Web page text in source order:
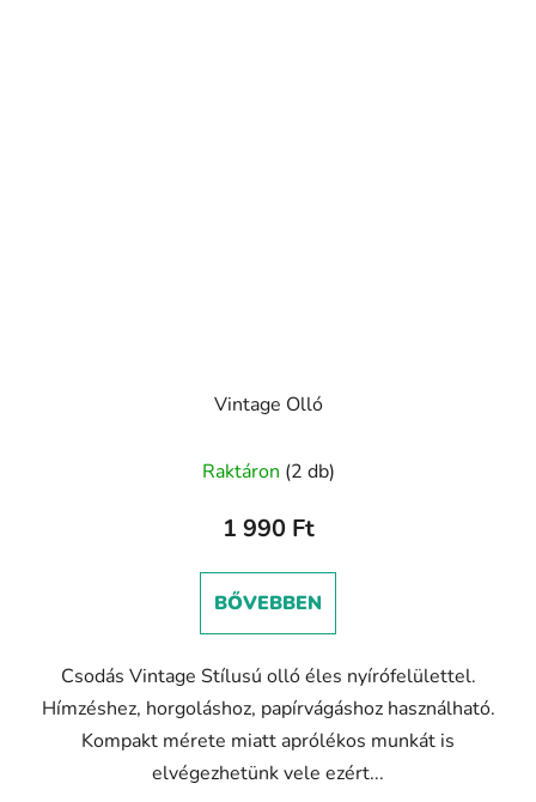
Vintage Olló
termék
átlagos
5-
ből
csillag.
Raktáron (2 db)
1 990 Ft
BŐVEBBEN
Csodás Vintage Stílusú olló éles nyírófelülettel.
Hímzéshez, horgoláshoz, papírvágáshoz használható.
Kompakt mérete miatt aprólékos munkát is
elvégezhetünk vele ezért...